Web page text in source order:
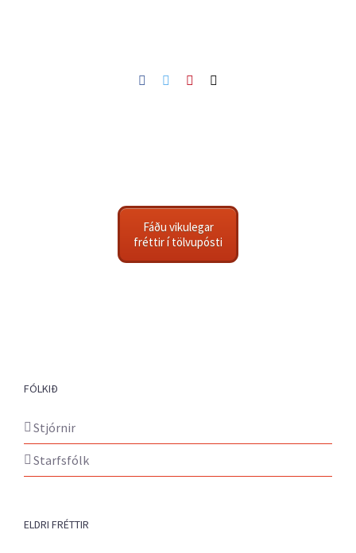
Facebook
TwitterPinterest
Fáðu vikulegar
fréttir í tölvupósti
FÓLKIÐ
Stjórnir
Starfsfólk
ELDRI FRÉTTIR